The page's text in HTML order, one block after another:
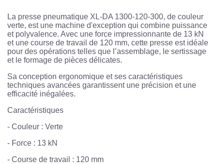
La presse pneumatique XL-DA 1300-120-300, de couleur
verte, est une machine d'exception qui combine puissance
et polyvalence. Avec une force impressionnante de 13 kN
et une course de travail de 120 mm, cette presse est idéale
pour des opérations telles que l’assemblage, le sertissage
et le formage de pièces délicates.
Sa conception ergonomique et ses caractéristiques
techniques avancées garantissent une précision et une
efficacité inégalées.
Caractéristiques
- Couleur : Verte
- Force : 13 kN
- Course de travail : 120 mm